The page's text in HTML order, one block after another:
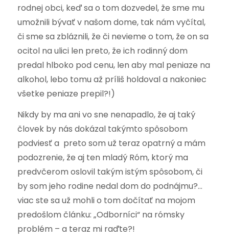
rodnej obci, keď sa o tom dozvedel, že sme mu
umožnili bývať v našom dome, tak nám vyčítal,
či sme sa zbláznili, že či nevieme o tom, že on sa
ocitol na ulici len preto, že ich rodinný dom
predal hlboko pod cenu, len aby mal peniaze na
alkohol, lebo tomu až príliš holdoval a nakoniec
všetke peniaze prepil?!)
Nikdy by ma ani vo sne nenapadlo, že aj taký
človek by nás dokázal takýmto spôsobom
podviesť a preto som už teraz opatrný a mám
podozrenie, že aj ten mladý Róm, ktorý ma
predvčerom oslovil takým istým spôsobom, či
by som jeho rodine nedal dom do podnájmu?…
viac ste sa už mohli o tom dočítať na mojom
predošlom článku: „Odborníci“ na rómsky
problém – a teraz mi raďte?!